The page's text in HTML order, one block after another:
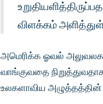
விளக்கம்
அமெரிக்க ஓவல்
வாங்குவதை
உலகளாவிய அழுத்தத்தின்